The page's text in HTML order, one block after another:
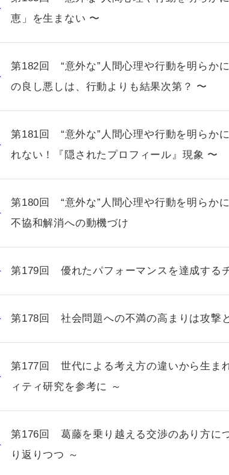
恵」を生まない 〜
第182回 “意外な”人間心理や行動を明らか
の良し悪しは、行動よりも結果次第？ 〜
第181回 “意外な”人間心理や行動を明らか
れない！『隠されたプロフィール』現象 〜
第180回 “意外な”人間心理や行動を明らか
不協和解消への動機づけ
第179回 優れたパフォーマンスを達成する
第178回 社会問題への不満の高まりは攻撃
第177回 世代による考え方の違いから生ま
ィティ研究を参考に ～
第176回 葛藤を乗り越える交渉のあり方に
り返りつつ ～